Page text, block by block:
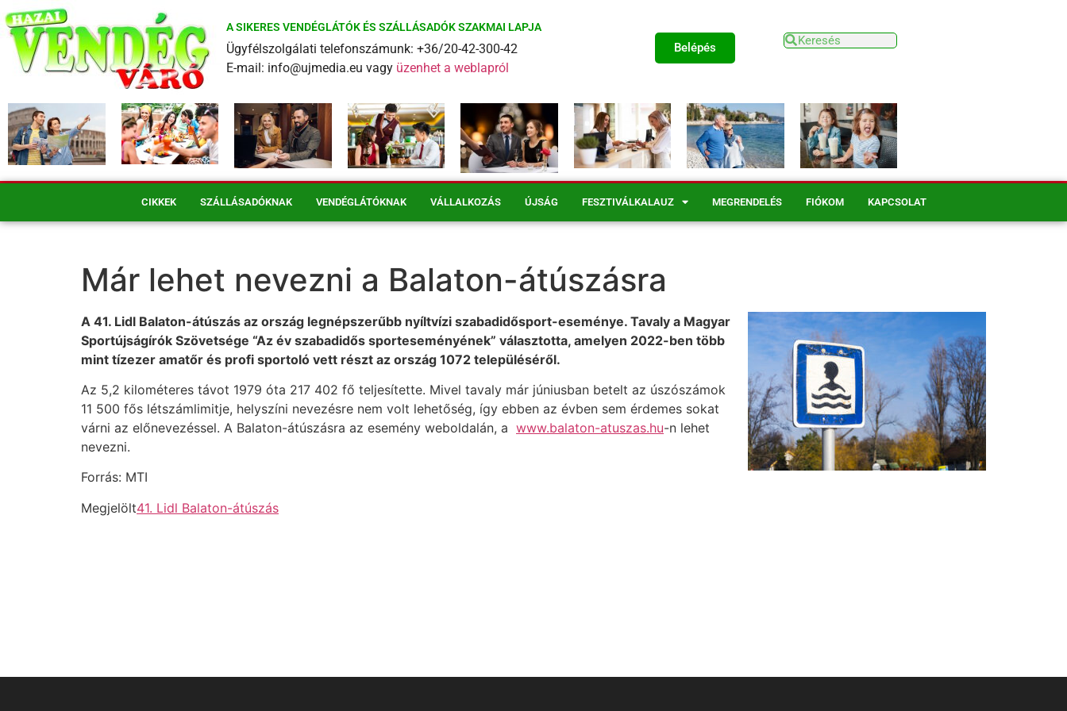
A SIKERES VENDÉGLÁTÓK ÉS SZÁLLÁSADÓK SZAKMAI LAPJA
Ügyfélszolgálati telefonszámunk: +36/20-42-300-42
E-mail: info@ujmedia.eu vagy üzenhet a weblapról
Belépés
CIKKEK SZÁLLÁSADÓKNAK VENDÉGLÁTÓKNAK VÁLLALKOZÁS ÚJSÁG FESZTIVÁLKALAUZ MEGRENDELÉS FIÓKOM KAPCSOLAT
Már lehet nevezni a Balaton-átúszásra
A 41. Lidl Balaton-átúszás az ország legnépszerűbb nyíltvízi szabadidősport-eseménye. Tavaly a Magyar
Sportújságírók Szövetsége “Az év szabadidős sporteseményének” választotta, amelyen 2022-ben több
mint tízezer amatőr és profi sportoló vett részt az ország 1072 településéről.
Az 5,2 kilométeres távot 1979 óta 217 402 fő teljesítette. Mivel tavaly már júniusban betelt az úszószámok
11 500 fős létszámlimitje, helyszíni nevezésre nem volt lehetőség, így ebben az évben sem érdemes sokat
várni az előnevezéssel. A Balaton-átúszásra az esemény weboldalán, a www.balaton-atuszas.hu-n lehet
nevezni.
Forrás: MTI
Megjelölt41. Lidl Balaton-átúszás